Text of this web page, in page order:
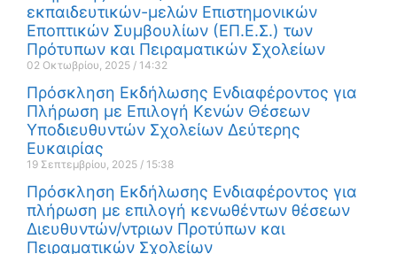
εκπαιδευτικών-μελών Επιστημονικών
Εποπτικών Συμβουλίων (ΕΠ.Ε.Σ.) των
Πρότυπων και Πειραματικών Σχολείων
02 Οκτωβρίου, 2025 14:32
Πρόσκληση Εκδήλωσης Ενδιαφέροντος για
Πλήρωση με Επιλογή Κενών Θέσεων
Υποδιευθυντών Σχολείων Δεύτερης
Ευκαιρίας
19 Σεπτεμβρίου, 2025 15:38
Πρόσκληση Εκδήλωσης Ενδιαφέροντος για
πλήρωση με επιλογή κενωθέντων θέσεων
Διευθυντών/ντριων Προτύπων και
Πειραματικών Σχολείων